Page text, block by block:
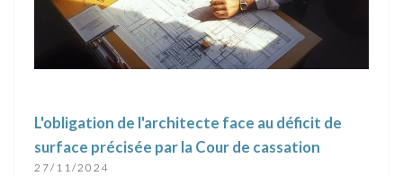
L'obligation de l'architecte face au déficit de
surface précisée par la Cour de cassation
27/11/2024